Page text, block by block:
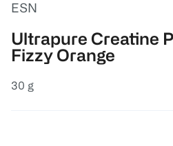
ESN
Ultrapure Creatine
Fizzy Orange
30 g